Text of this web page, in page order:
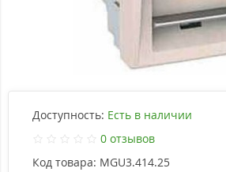
Доступность: Есть в наличии
0 отзывов
Код товара: MGU3.414.25